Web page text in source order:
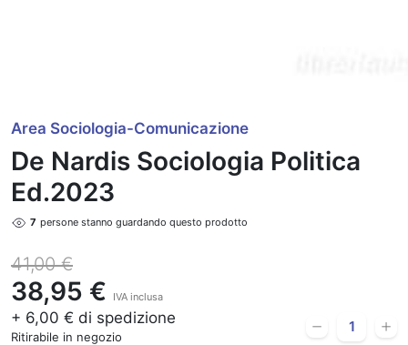
Area Sociologia-Comunicazione
De Nardis Sociologia Politica
Ed.2023
7 persone stanno guardando questo prodotto
41,00 €
38,95 € IVA inclusa
+ 6,00 € di spedizione
Ritirabile in negozio